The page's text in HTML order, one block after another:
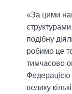
«За цими
подібну
робимо це
тимчасово
Федерацією
велику